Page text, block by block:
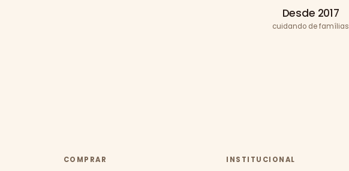
Desde 2017
cuidando de famílias
COMPRAR INSTITUCIONAL